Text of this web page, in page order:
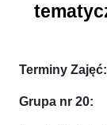
Terminy Zajęć:
Grupa nr 20: